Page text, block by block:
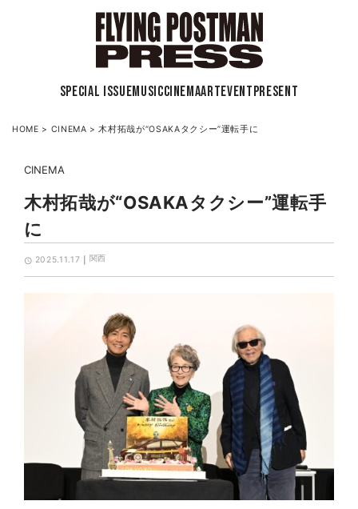
SPECIAL ISSUEMUSICCINEMAARTEVENTPRESENT
HOME > CINEMA >木村拓哉が“OSAKAタクシー”運転手に
CINEMA
木村拓哉が“OSAKAタクシー”運転手
に
2025.11.17 関西